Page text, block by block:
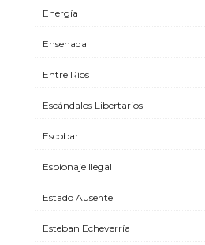
Energía
Ensenada
Entre Ríos
Escándalos Libertarios
Escobar
Espionaje Ilegal
Estado Ausente
Esteban Echeverría